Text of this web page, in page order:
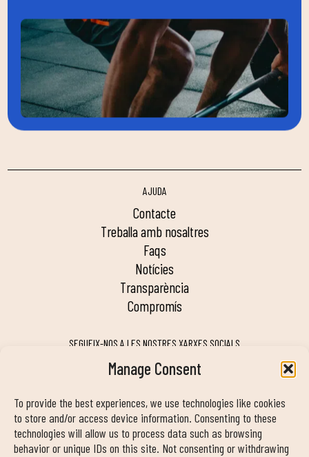
Manage Consent
To provide the best experiences, we use technologies like cookies
to store and/or access device information. Consenting to these
technologies will allow us to process data such as browsing
behavior or unique IDs on this site. Not consenting or withdrawing
AJUDA
contacte
treballa amb nosaltres
faqs
notícies
transparència
compromís
SEGUEIX-NOS A LES NOSTRES XARXES SOCIALS
MY DUIN APP